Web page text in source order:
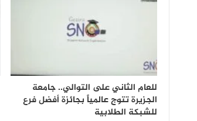
للعام الثاني على التوالي.. جامعة
الجزيرة تتوج عالمياً بجائزة أفضل فرع
للشبكة الطلابية